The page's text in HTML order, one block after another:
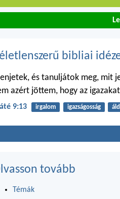
bibliai
és tanuljátok meg, mit
azért jöttem, hogy az
9:13 irgalom igazságosság
tovább
Témák